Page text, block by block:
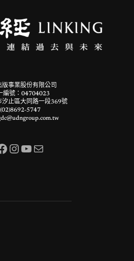
版事業股份有限公司
編號：04704023
汐止區大同路一段369號
(02)8692-5747
InstagramYouTube 電子郵件